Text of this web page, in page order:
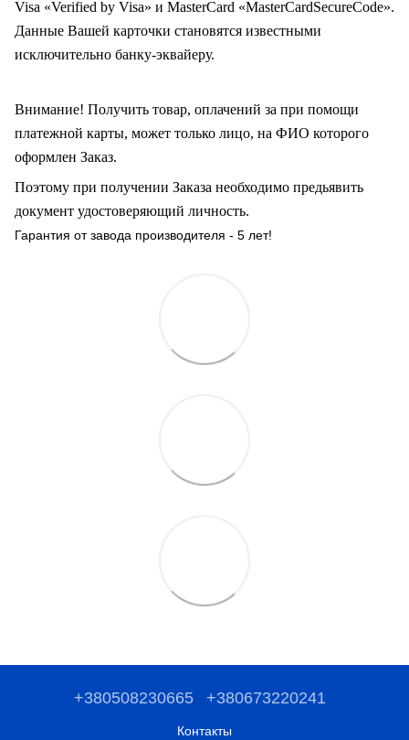
Visa «Verified by Visa» и MasterCard «MasterCardSecureCode».
Данные Вашей карточки становятся известными
исключительно банку-эквайеру.
Внимание! Получить товар, оплачений за при помощи
платежной карты, может только лицо, на ФИО которого
оформлен Заказ.
Поэтому при получении Заказа необходимо предьявить
документ удостоверяющий личность.
Гарантия от завода производителя - 5 лет!
+380508230665 +380673220241
Контакты